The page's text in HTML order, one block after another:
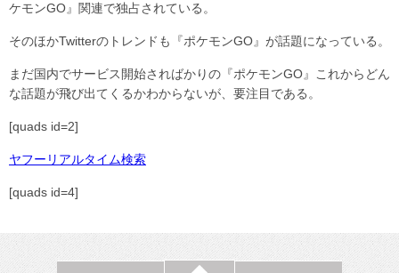
ケモンGO』関連で独占されている。
そのほかTwitterのトレンドも『ポケモンGO』が話題になっている。
まだ国内でサービス開始さればかりの『ポケモンGO』これからどん
な話題が飛び出てくるかわからないが、要注目である。
[quads id=2]
ヤフーリアルタイム検索
[quads id=4]